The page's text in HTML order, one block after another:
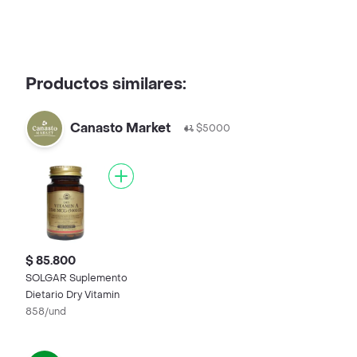
Productos similares:
Canasto Market $5000
$ 85.800
SOLGAR Suplemento
Dietario Dry Vitamin
858/und